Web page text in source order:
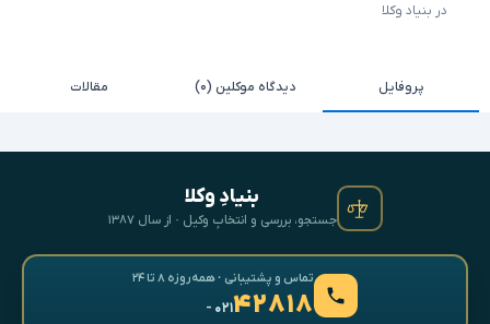
در بنیاد وکلا
پروفایل دیدگاه موکلین (۰) مقالات
بنیادِ وکلا
جستجو، بررسی و انتخابِ وکیل · از سال ۱۳۸۷
تماس و پشتیبانی · همه‌روزه ۸ تا ۲۴
۴۲۸۱۸- ۰۲۱